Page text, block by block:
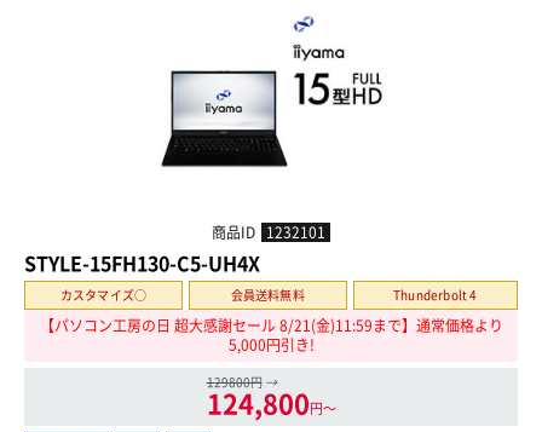
商品ID 1232101
STYLE-15FH130-C5-UH4X
カスタマイズ○ 会員送料無料 Thunderbolt 4
【パソコン工房の日 超大感謝セール 8/21(金)11:59まで】通常価格より
5,000円引き!
129800円 →
124,800円〜